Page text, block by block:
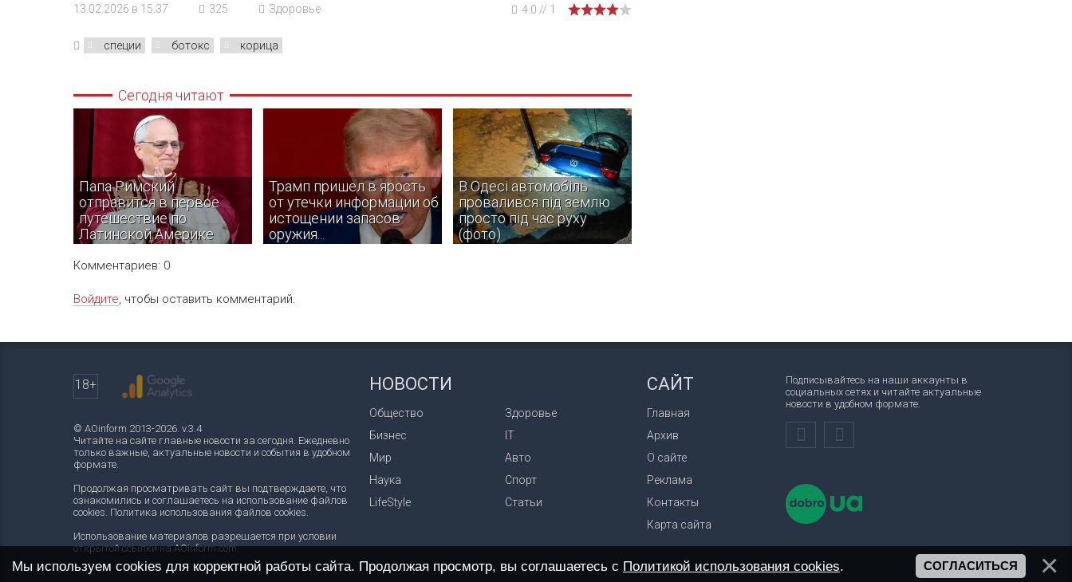
13.02.2026 в 15:37 325 Здоровье 4.0 // 1
специи ботокс корица
Сегодня читают
Папа Римский
отправится в первое
путешествие по
Латинской Америке
совершит Апостольское
Аргентину и Перу.
Трамп пришел в ярость
от утечки информации об
истощении запасов
оружия...
антивоенных чиновников в
В Одесі автомобіль
провалився під землю
просто під час руху
(фото)
рятувальники ДСНС.
Комментариев: 0
Войдите, чтобы оставить комментарий.
18+
© AOinform 2013-2026. v.3.4
Читайте на сайте главные новости за сегодня. Ежедневно
только важные, актуальные новости и события в удобном
формате.
Продолжая просматривать сайт вы подтверждаете, что
ознакомились и соглашаетесь на использование файлов
cookies. Политика использования файлов cookies.
Использование материалов разрешается при условии
открытой ссылки на AOinform.com.
НОВОСТИ
Общество
Бизнес
Мир
Наука
LifeStyle
Здоровье
IT
Авто
Спорт
Статьи
САЙТ
Главная
Архив
О сайте
Реклама
Контакты
Карта сайта
Подписывайтесь на наши аккаунты в
социальных сетях и читайте актуальные
новости в удобном формате.
Мы используем cookies для корректной работы сайта. Продолжая просмотр, вы соглашаетесь с Политикой использования cookies. СОГЛАСИТЬСЯ